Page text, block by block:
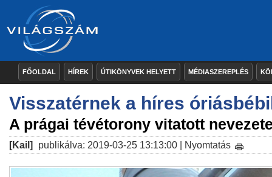
FŐOLDAL HÍREK ÚTIKÖNYVEK HELYETT MÉDIASZEREPLÉS
Visszatérnek a híres
A prágai tévétorony vitatott
[Kail] publikálva: 2019-03-25 13:13:00 | Nyomtatás